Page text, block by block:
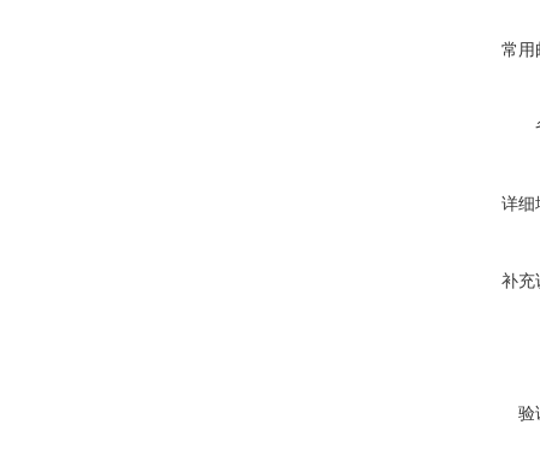
常用
详细
补充
验